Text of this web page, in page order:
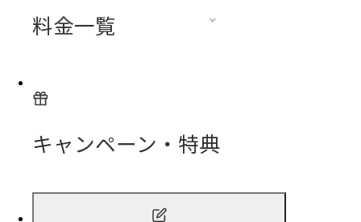
料金一覧
キャンペーン・特典